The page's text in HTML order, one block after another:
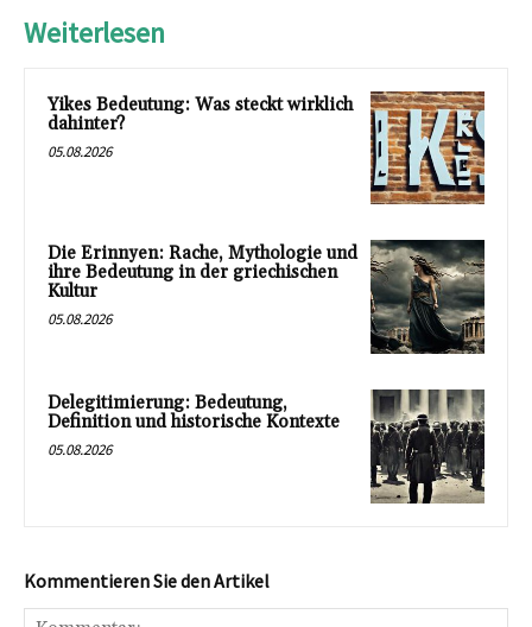
Weiterlesen
Yikes Bedeutung: Was steckt wirklich
dahinter?
05.08.2026
Die Erinnyen: Rache, Mythologie und
ihre Bedeutung in der griechischen
Kultur
05.08.2026
Delegitimierung: Bedeutung,
Definition und historische Kontexte
05.08.2026
Kommentieren Sie den Artikel